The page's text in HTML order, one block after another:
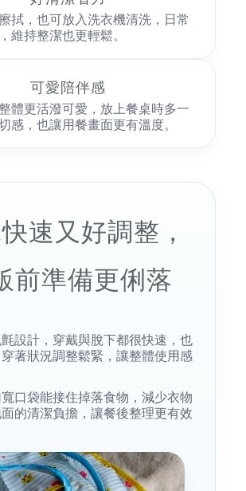
拭，也可放入洗衣機清洗，日常
維持整潔也更輕鬆。
可愛陪伴感
體更活潑可愛，放上餐桌時多一
感，也讓用餐畫面更有溫度。
速又好調整，
前準備更俐落
設計，穿戴與脫下都很快速，也
著狀況調整鬆緊，讓整體使用感
口袋能接住掉落食物，減少衣物
的清潔負擔，讓餐後整理更有效